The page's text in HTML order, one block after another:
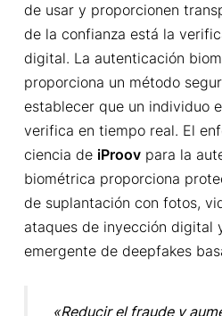
de usar y proporcionen
de la confianza está la
digital. La autenticación
proporciona un método
establecer que un individuo
verifica en tiempo real. El
ciencia de iProovpara la
biométrica proporciona
de suplantación con fotos,
ataques de inyección digital
emergente de deepfakes
«Reducir el fraude y